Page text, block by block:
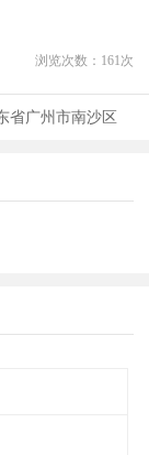
浏览次数： 161 次
省广州市南沙区